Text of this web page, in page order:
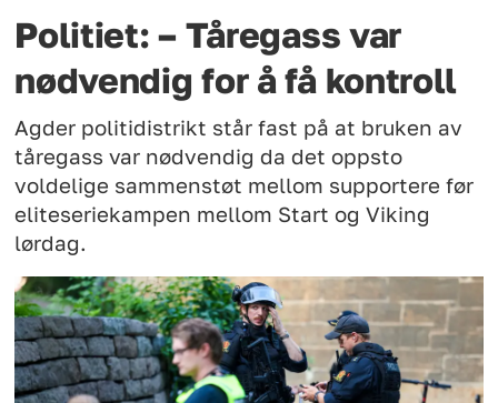
Politiet: – Tåregass var
nødvendig for å få kontroll
Agder politidistrikt står fast på at bruken av
tåregass var nødvendig da det oppsto
voldelige sammenstøt mellom supportere før
eliteseriekampen mellom Start og Viking
lørdag.